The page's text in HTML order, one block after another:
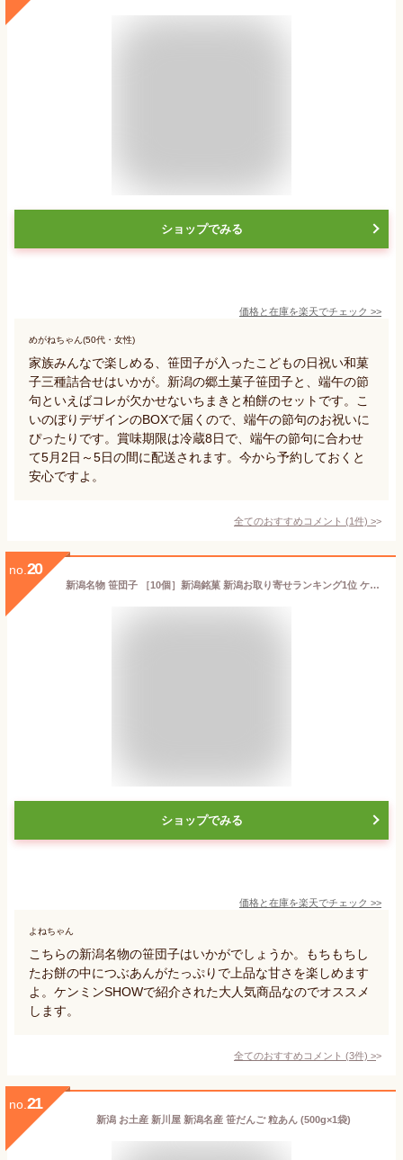
ショップでみる
価格と在庫を楽天でチェック >>
めがねちゃん(50代・女性)
家族みんなで楽しめる、笹団子が入ったこどもの日祝い和菓
子三種詰合せはいかが。新潟の郷土菓子笹団子と、端午の節
句といえばコレが欠かせないちまきと柏餅のセットです。こ
いのぼりデザインのBOXで届くので、端午の節句のお祝いに
ぴったりです。賞味期限は冷蔵8日で、端午の節句に合わせ
て5月2日～5日の間に配送されます。今から予約しておくと
安心ですよ。
全てのおすすめコメント (1件) >
no. 20
新潟名物 笹団子 ［10個］新潟銘菓 新潟お取り寄せランキング1位 ケンミンSHOWで紹介 ささだんご 小麦 大麦 不使用 お供え 誕生日 プレゼント お供え物 贈り物 手土産 法事 お取り寄せ お歳暮 お菓子 スイーツ 志 お祝い 内祝い 退職祝 帰省 お土産 ギフト
ショップでみる
価格と在庫を楽天でチェック >>
よねちゃん
こちらの新潟名物の笹団子はいかがでしょうか。もちもちし
たお餅の中につぶあんがたっぷりで上品な甘さを楽しめます
よ。ケンミンSHOWで紹介された大人気商品なのでオススメ
します。
全てのおすすめコメント (3件) >
no. 21
新潟 お土産 新川屋 新潟名産 笹だんご 粒あん (500g×1袋)